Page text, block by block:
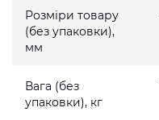
Розміри товару
(без упаковки),
мм
Вага (без
упаковки), кг